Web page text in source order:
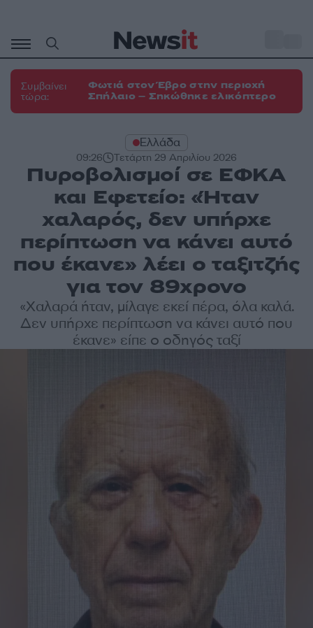
περιεχόμενο
Συμβαίνει
τώρα:
Φωτιά στον Έβρο στην περιοχή
Σπήλαιο – Σηκώθηκε ελικόπτερο
Ελλάδα
09:26 Τετάρτη 29 Απριλίου 2026
Πυροβολισμοί σε ΕΦΚΑ
και Εφετείο: «Ήταν
χαλαρός, δεν υπήρχε
περίπτωση να κάνει αυτό
που έκανε» λέει ο ταξιτζής
για τον 89χρονο
«Χαλαρά ήταν, μίλαγε εκεί πέρα, όλα καλά.
Δεν υπήρχε περίπτωση να κάνει αυτό που
έκανε» είπε ο οδηγός ταξί